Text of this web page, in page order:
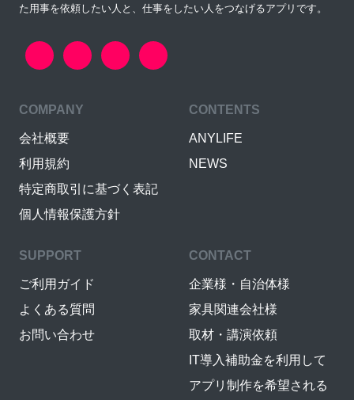
た用事を依頼したい人と、仕事をしたい人をつなげるアプリです。
COMPANY
会社概要
利用規約
特定商取引に基づく表記
個人情報保護方針
CONTENTS
ANYLIFE
NEWS
SUPPORT
ご利用ガイド
よくある質問
お問い合わせ
CONTACT
企業様・自治体様
家具関連会社様
取材・講演依頼
IT導入補助金を利用して
アプリ制作を希望される